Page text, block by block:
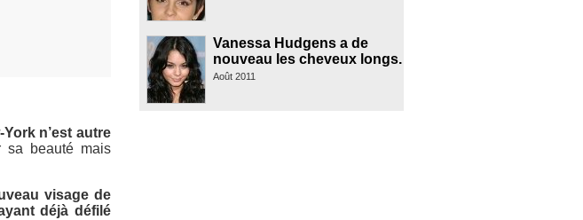
n’est autre
sa beauté mais
visage de
déjà défilé
Vanessa Hudgens a de
nouveau les cheveux longs.
Août 2011